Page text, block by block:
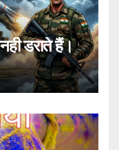
डराते हैं।